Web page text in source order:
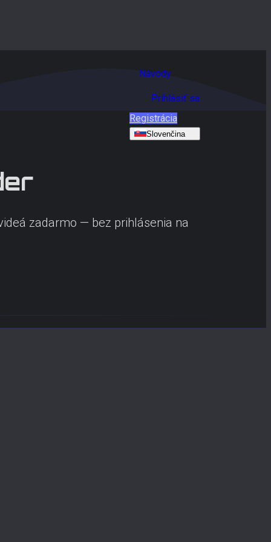
Návody
Prihlásiť sa
Registrácia
Slovenčina
zadarmo — bez prihlásenia na